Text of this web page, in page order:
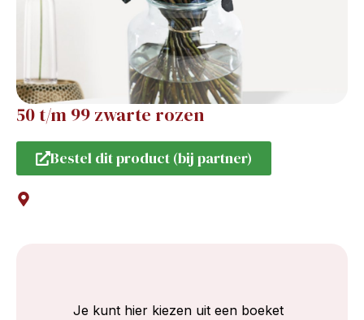
50 t/m 99 zwarte rozen
Bestel dit product (bij partner)
Je kunt hier kiezen uit een boeket